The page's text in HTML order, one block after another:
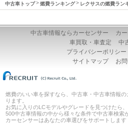
中古車トップ 燃費ランキング レクサスの燃費ラン
中古車情報ならカーセンサー
カ
車買取・車査定
中
プライバシーポリシー
サイトマップ
お
燃費のいい車を探すなら、中古車・中古車情報
ります。
お気に入りのLCモデルやグレードを見つけたら
500中古車情報の中から様々な条件で中古車検索
カーセンサーはあなたの車選びをサポートします